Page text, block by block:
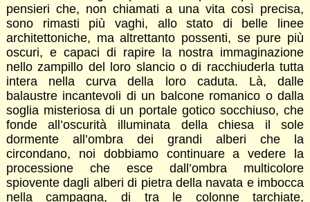
pensieri che, non chiamati a una vita così precisa,
sono rimasti più vaghi, allo stato di belle linee
architettoniche, ma altrettanto possenti, se pure più
oscuri, e capaci di rapire la nostra immaginazione
nello zampillo del loro slancio o di racchiuderla tutta
intera nella curva della loro caduta. Là, dalle
balaustre incantevoli di un balcone romanico o dalla
soglia misteriosa di un portale gotico socchiuso, che
fonde all’oscurità illuminata della chiesa il sole
dormente all’ombra dei grandi alberi che la
circondano, noi dobbiamo continuare a vedere la
processione che esce dall’ombra multicolore
spiovente dagli alberi di pietra della navata e imbocca
nella campagna, di tra le colonne tarchiate,